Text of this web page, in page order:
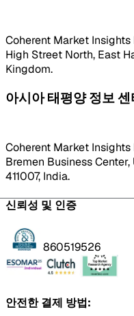
Coherent Market Insights
High Street North, East
Kingdom.
아시아 태평양 정보
Coherent Market
Bremen Business
411007, India.
신뢰성 및 인증
860519526
안전한 결제 방법: